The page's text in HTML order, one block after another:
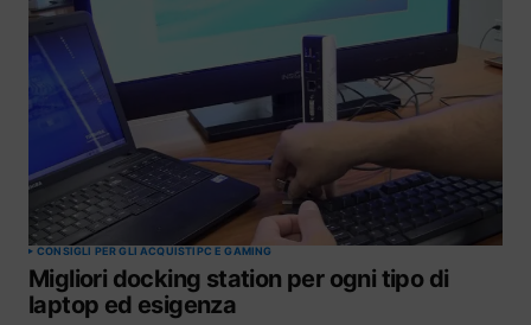
CONSIGLI PER GLI ACQUISTIPC E GAMING
Migliori docking station per ogni tipo di
laptop ed esigenza